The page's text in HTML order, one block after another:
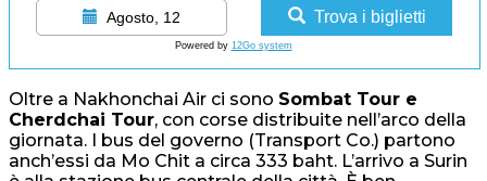
Agosto, 12 Trova i biglietti
Powered by 12Go system
Oltre a Nakhonchai Air ci sono Sombat Tour e
Cherdchai Tour, con corse distribuite nell’arco della
giornata. I bus del governo (Transport Co.) partono
anch’essi da Mo Chit a circa 333 baht. L’arrivo a Surin